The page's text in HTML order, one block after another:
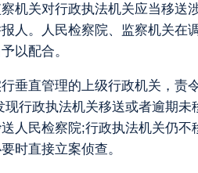
机关对行政执法机关应当移送
人。人民检察院、监察机关在
以配合。
垂直管理的上级行政机关，责
行政执法机关移送或者逾期
人民检察院;行政执法机关仍
时直接立案侦查。